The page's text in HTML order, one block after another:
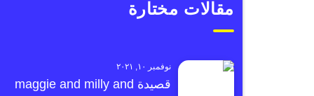
مقالات مختارة
نوفمبر ١٠, ٢٠٢١
قصيدة maggie and milly and